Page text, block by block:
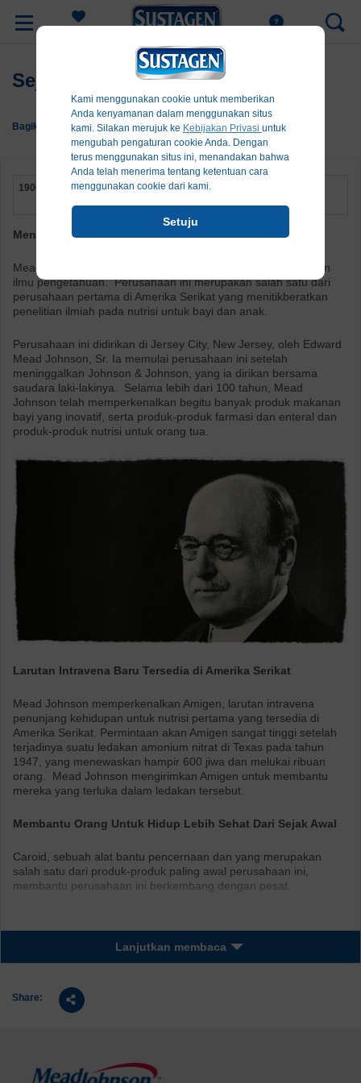
Kami menggunakan cookie untuk memberikan
Anda kenyamanan dalam menggunakan situs
kami. Silakan merujuk ke Kebijakan Privasi untuk
mengubah pengaturan cookie Anda. Dengan
terus menggunakan situs ini, menandakan bahwa
Anda telah menerima tentang ketentuan cara
menggunakan cookie dari kami.
Setuju
Sejarah Mead Johnson
Bagikan:
1900-1909
Menata Pondasi untuk Seabad Kepedulian
Mead Johnson dibangun di atas dasar nutrisi yang berbasikan
ilmu pengetahuan. Perusahaan ini merupakan salah satu dari
perusahaan pertama di Amerika Serikat yang menitikberatkan
penelitian ilmiah pada nutrisi untuk bayi dan anak.
Perusahaan ini didirikan di Jersey City, New Jersey, oleh Edward
Mead Johnson, Sr. Ia memulai perusahaan ini setelah
meninggalkan Johnson & Johnson, yang ia dirikan bersama
saudara laki-lakinya. Selama lebih dari 100 tahun, Mead
Johnson telah memperkenalkan begitu banyak produk makanan
bayi yang inovatif, serta produk-produk farmasi dan enteral dan
produk-produk nutrisi untuk orang tua.
Larutan Intravena Baru Tersedia di Amerika Serikat
Mead Johnson memperkenalkan Amigen, larutan intravena
penunjang kehidupan untuk nutrisi pertama yang tersedia di
Amerika Serikat. Permintaan akan Amigen sangat tinggi setelah
terjadinya suatu ledakan amonium nitrat di Texas pada tahun
1947, yang menewaskan hampir 600 jiwa dan melukai ribuan
orang. Mead Johnson mengirimkan Amigen untuk membantu
mereka yang terluka dalam ledakan tersebut.
Membantu Orang Untuk Hidup Lebih Sehat Dari Sejak Awal
Caroid, sebuah alat bantu pencernaan dan yang merupakan
salah satu dari produk-produk paling awal perusahaan ini,
membantu perusahaan ini berkembang dengan pesat.
Lanjutkan membaca
Share: